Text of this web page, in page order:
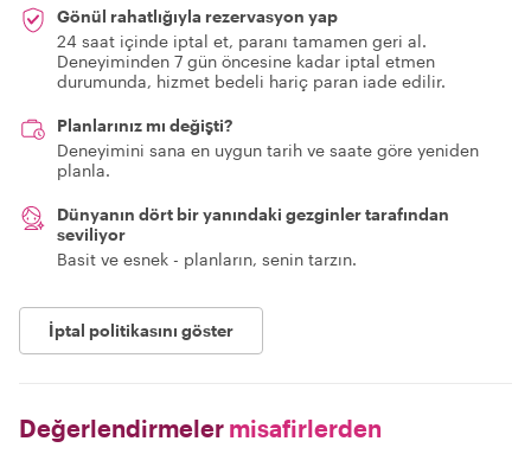
Gönül rahatlığıyla rezervasyon yap
24 saat içinde iptal et, paranı tamamen geri al.
Deneyiminden 7 gün öncesine kadar iptal etmen
durumunda, hizmet bedeli hariç paran iade edilir.
Planlarınız mı değişti?
Deneyimini sana en uygun tarih ve saate göre yeniden
planla.
Dünyanın dört bir yanındaki gezginler tarafından
seviliyor
Basit ve esnek - planların, senin tarzın.
İptal politikasını göster
Değerlendirmeler misafirlerden